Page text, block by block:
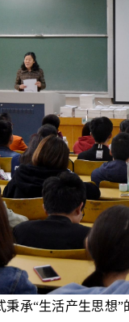
秉承“生活产生思想